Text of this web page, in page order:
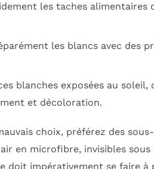
les taches alimentaires
les blancs avec des
blanches exposées au soleil,
et décoloration.
choix, préférez des sous-
en microfibre, invisibles sous
doit impérativement se faire à